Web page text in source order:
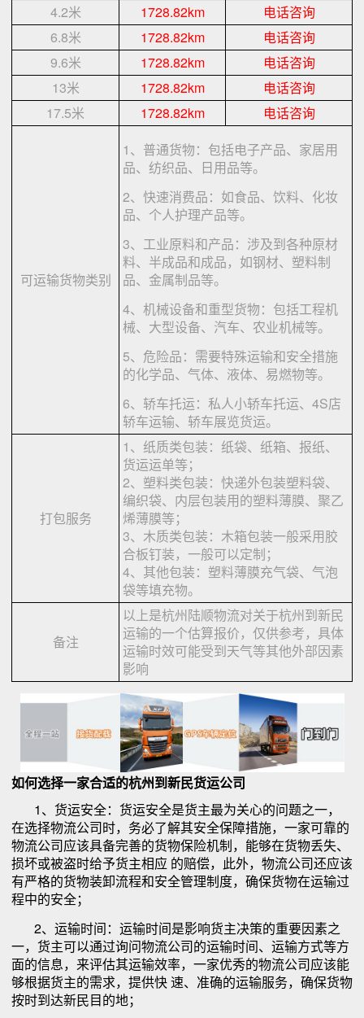
4.2米
1728.82km
电话咨询
6.8米
1728.82km
电话咨询
9.6米
1728.82km
电话咨询
13米
1728.82km
电话咨询
17.5米
1728.82km 电话咨询
可运输货物类别
1、普通货物：包括电子产品、家居用
品、纺织品、日用品等。
2、快速消费品：如食品、饮料、化妆
品、个人护理产品等。
3、工业原料和产品：涉及到各种原材
料、半成品和成品，如钢材、塑料制
品、金属制品等。
4、机械设备和重型货物：包括工程机
械、大型设备、汽车、农业机械等。
5、危险品：需要特殊运输和安全措施
的化学品、气体、液体、易燃物等。
6、轿车托运：私人小轿车托运、4S店
轿车运输、轿车展览货运。
打包服务
1、纸质类包装：纸袋、纸箱、报纸、
货运运单等；
2、塑料类包装：快递外包装塑料袋、
编织袋、内层包装用的塑料薄膜、聚乙
烯薄膜等；
3、木质类包装：木箱包装一般采用胶
合板钉装，一般可以定制；
4、其他包装：塑料薄膜充气袋、气泡
袋等填充物。
备注
以上是杭州陆顺物流对关于杭州到新民
运输的一个估算报价，仅供参考，具体
运输时效可能受到天气等其他外部因素
影响
如何选择一家合适的杭州到新民货运公司
1、货运安全：货运安全是货主最为关心的问题之一，
在选择物流公司时，务必了解其安全保障措施，一家可靠的
物流公司应该具备完善的货物保险机制，能够在货物丢失、
损坏或被盗时给予货主相应 的赔偿，此外，物流公司还应该
有严格的货物装卸流程和安全管理制度，确保货物在运输过
程中的安全；
2、运输时间：运输时间是影响货主决策的重要因素之
一，货主可以通过询问物流公司的运输时间、运输方式等方
面的信息，来评估其运输效率，一家优秀的物流公司应该能
够根据货主的需求，提供快 速、准确的运输服务，确保货物
按时到达新民目的地；